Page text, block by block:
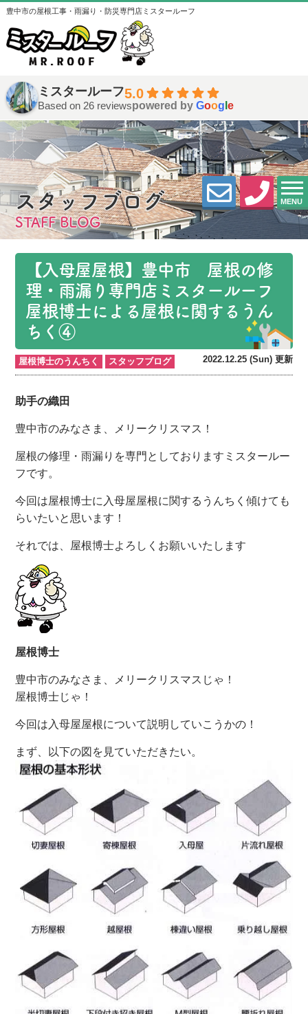
豊中市の屋根工事・雨漏り・防災専門店ミスタールーフ
MENU
ミスタールーフ5.0
Based on 26 reviewspowered by Goog e
スタッフブログ
STAFF BLOG
【入母屋屋根】豊中市 屋根の修
理・雨漏り専門店ミスタールーフ
屋根博士による屋根に関するうん
ちく④
屋根博士のうんちく スタッフブログ 2022.12.25 (Sun) 更新
助手の織田
豊中市のみなさま、メリークリスマス！
屋根の修理・雨漏りを専門としておりますミスタールー
フです。
今回は屋根博士に入母屋屋根に関するうんちく傾けても
らいたいと思います！
それでは、屋根博士よろしくお願いいたします
屋根博士
豊中市のみなさま、メリークリスマスじゃ！
屋根博士じゃ！
今回は入母屋屋根について説明していこうかの！
まず、以下の図を見ていただきたい。